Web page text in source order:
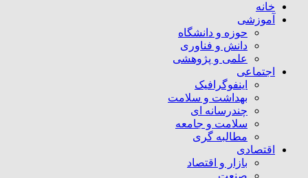
خانه
آموزشی
حوزه و دانشگاه
دانش و فناوری
علمی و پژوهشی
اجتماعی
اینفوگرافیک
بهداشت و سلامت
چندرسانه ای
سلامت و جامعه
مطالبه گری
اقتصادی
بازار و اقتصاد